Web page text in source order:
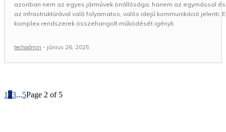
azonban nem az egyes járművek önállósága, hanem az egymással és
az infrastruktúrával való folyamatos, valós idejű kommunikáció jelenti.
komplex rendszerek összehangolt működését igényli.
techadmin - június 26, 2025
1 23...5Page 2 of 5